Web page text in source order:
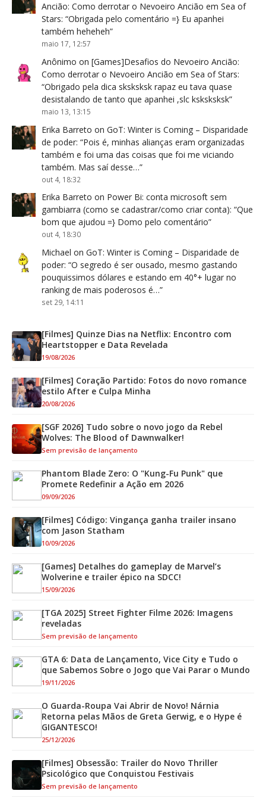
Ancião: Como derrotar o Nevoeiro Ancião em Sea of
Stars: “Obrigada pelo comentário =} Eu apanhei
também heheheh”
maio 17, 12:57
Anônimo on [Games]Desafios do Nevoeiro Ancião:
Como derrotar o Nevoeiro Ancião em Sea of Stars:
“Obrigado pela dica sksksksk rapaz eu tava quase
desistalando de tanto que apanhei ,slc ksksksksk”
maio 13, 13:15
Erika Barreto on GoT: Winter is Coming – Disparidade
de poder: “Pois é, minhas alianças eram organizadas
também e foi uma das coisas que foi me viciando
também. Mas saí desse…”
out 4, 18:32
Erika Barreto on Power Bi: conta microsoft sem
gambiarra (como se cadastrar/como criar conta): “Que
bom que ajudou =} Domo pelo comentário”
out 4, 18:30
Michael on GoT: Winter is Coming – Disparidade de
poder: “O segredo é ser ousado, mesmo gastando
pouquissimos dólares e estando em 40°+ lugar no
ranking de mais poderosos é…”
set 29, 14:11
[Filmes] Quinze Dias na Netflix: Encontro com
Heartstopper e Data Revelada
19/08/2026
[Filmes] Coração Partido: Fotos do novo romance
estilo After e Culpa Minha
20/08/2026
[SGF 2026] Tudo sobre o novo jogo da Rebel
Wolves: The Blood of Dawnwalker!
Sem previsão de lançamento
Phantom Blade Zero: O "Kung-Fu Punk" que
Promete Redefinir a Ação em 2026
09/09/2026
[Filmes] Código: Vingança ganha trailer insano
com Jason Statham
10/09/2026
[Games] Detalhes do gameplay de Marvel’s
Wolverine e trailer épico na SDCC!
15/09/2026
[TGA 2025] Street Fighter Filme 2026: Imagens
reveladas
Sem previsão de lançamento
GTA 6: Data de Lançamento, Vice City e Tudo o
que Sabemos Sobre o Jogo que Vai Parar o Mundo
19/11/2026
O Guarda-Roupa Vai Abrir de Novo! Nárnia
Retorna pelas Mãos de Greta Gerwig, e o Hype é
GIGANTESCO!
25/12/2026
[Filmes] Obsessão: Trailer do Novo Thriller
Psicológico que Conquistou Festivais
Sem previsão de lançamento